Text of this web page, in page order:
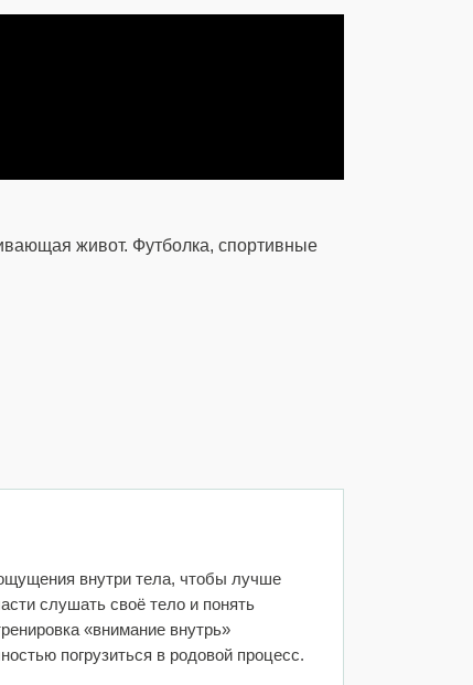
живот. Футболка, спортивные
внутри тела, чтобы лучше
слушать своё тело и понять
«внимание внутрь»
погрузиться в родовой процесс.